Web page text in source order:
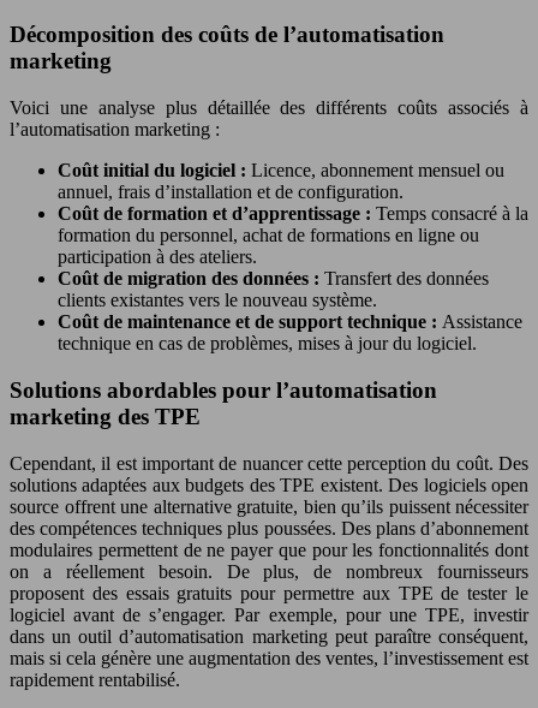
Décomposition des coûts de l’automatisation
marketing
Voici une analyse plus détaillée des différents coûts associés à
l’automatisation marketing :
Coût initial du logiciel : Licence, abonnement mensuel ou
annuel, frais d’installation et de configuration.
Coût de formation et d’apprentissage : Temps consacré à la
formation du personnel, achat de formations en ligne ou
participation à des ateliers.
Coût de migration des données : Transfert des données
clients existantes vers le nouveau système.
Coût de maintenance et de support technique : Assistance
technique en cas de problèmes, mises à jour du logiciel.
Solutions abordables pour l’automatisation
marketing des TPE
Cependant, il est important de nuancer cette perception du coût. Des
solutions adaptées aux budgets des TPE existent. Des logiciels open
source offrent une alternative gratuite, bien qu’ils puissent nécessiter
des compétences techniques plus poussées. Des plans d’abonnement
modulaires permettent de ne payer que pour les fonctionnalités dont
on a réellement besoin. De plus, de nombreux fournisseurs
proposent des essais gratuits pour permettre aux TPE de tester le
logiciel avant de s’engager. Par exemple, pour une TPE, investir
dans un outil d’automatisation marketing peut paraître conséquent,
mais si cela génère une augmentation des ventes, l’investissement est
rapidement rentabilisé.